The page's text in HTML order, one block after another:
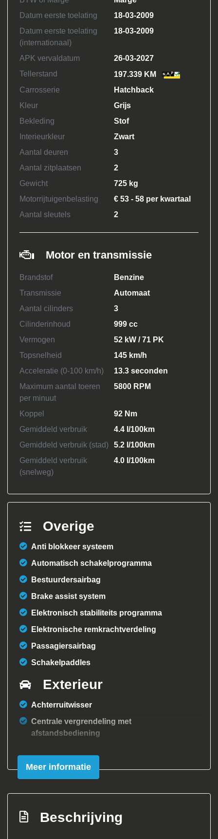
Datum eerste toelating
18-03-2009
Datum eerste toelating
(internationaal)
18-03-2009
APK vervaldatum
26-03-2027
Tellerstand
197.339 KM
Carrosserie
Hatchback
Kleur
Grijs
Bekleding
Stof
Interieurkleur
Zwart
Aantal deuren
3
Aantal zitplaatsen
2
Gewicht
725 kg
Motorrijtuigenbelasting
€ 53 - 58 per kwartaal
Aantal sleutels
2
Motor en transmissie
Brandstof
Benzine
Transmissie
Automaat
Aantal cilinders
3
Cilinderinhoud
999 cc
Vermogen
52 kW / 71 PK
Topsnelheid
145 km/h
Acceleratie (0-100 km/h)
13.3 seconden
Maximum aantal toeren
per minuut
5800 RPM
Koppel
92 Nm
Gemiddeld verbruik
4.4 l/100km
Gemiddeld verbruik (stad)
5.2 l/100km
Gemiddeld verbruik
(snelweg)
4.0 l/100km
Overige
Anti blokkeer systeem
Automatisch schakelprogramma
Bestuurdersairbag
Brake assist system
Elektronisch stabiliteits programma
Elektronische remkrachtverdeling
Passagiersairbag
Schakelpaddles
Exterieur
Achterruitwisser
Centrale vergrendeling met
afstandsbediening
Mistlampen voor
Sportvelgen
Meer informatie
Beschrijving